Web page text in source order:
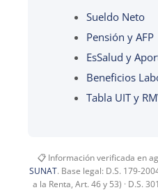
Sueldo Neto
Pensión y AFP
EsSalud y
Beneficios
Tabla UIT y
📋 Información verificada en
SUNAT. Base legal: D.S. 179-
a la Renta, Art. 46 y 53) · D.S.